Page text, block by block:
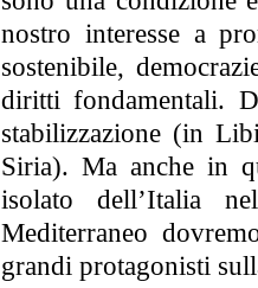
nostro interesse a
sostenibile,
diritti fondamentali.
stabilizzazione (in
Siria). Ma anche in
isolato dell’Italia
Mediterraneo
grandi protagonisti